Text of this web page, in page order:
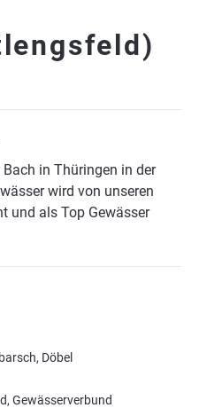
in Thüringen in der
wird von unseren
und als Top Gewässer
Döbel
Gewässerverbund